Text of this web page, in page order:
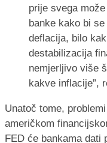
prije svega
banke kako bi
deflacija, bilo
destabilizacija
nemjerljivo više
kakve inflacije”,
Unatoč tome,
američkom
FED će bankama dati